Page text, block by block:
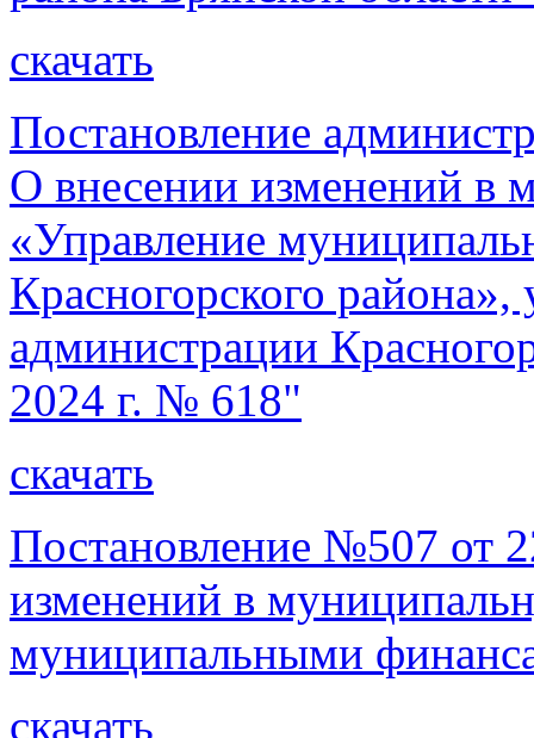
скачать
Постановление
О внесении изменений в
«Управление
Красногорского
администрации
2024 г. № 618"
скачать
Постановление №507 от
изменений в
муниципальными
скачать